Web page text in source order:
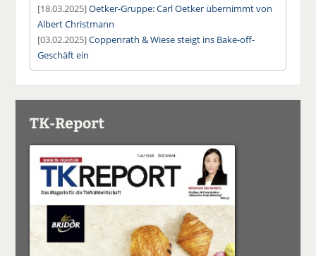
[18.03.2025]Oetker-Gruppe: Carl Oetker übernimmt von
Albert Christmann
[03.02.2025]Coppenrath & Wiese steigt ins Bake-off-
Geschäft ein
TK-Report